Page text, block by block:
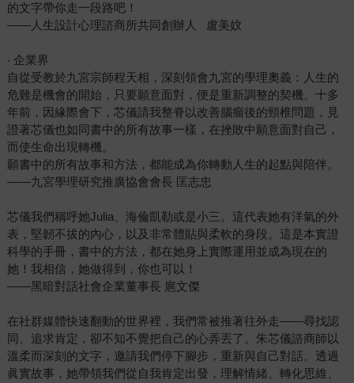
的文字帶你走一段路吧！
——人生設計心理諮商所共同創辦人 盧美妏
‧ 企業界
自從受教於九宮宗師程天相，深刻領會九宮的學理奧義：人生的
危難是機會的開始，只要願意面對，便是重新調整的契機。十多
年前，因緣際會下，芯儀請我整脊以改善腦瘤後的頸椎問題，見
證著芯儀也如同書中的所有故事一樣，在挫敗中願意面對自己，
而使生命出現轉機。
願書中的所有故事和方法，都能成為你轉動人生的起點與陪伴。
——九宮學理研究推廣協會會長 匡志忠
芯儀我們稱呼她Julia、海倫凱勒或是小三。這代表她有洋氣的外
表，堅韌不拔的內心，以及非常體貼與柔軟的身段。這是本實證
科學的手冊，書中的方法，都在她身上實際運用並成為現在的
她！我相信，她做得到，你也可以！
——黑暗對話社會企業董事長 扈文傑
在社群媒體快速翻動的世界裡，我們常被推著往外走——尋找認
同、追求肯定，卻不知不覺把自己的心弄丟了。朱芯儀諮商師以
溫柔而深刻的文字，邀請我們停下腳步，重新與自己對話。透過
眞實故事，她帶領我們從自我肯定出發，理解情緒、轉化思維、